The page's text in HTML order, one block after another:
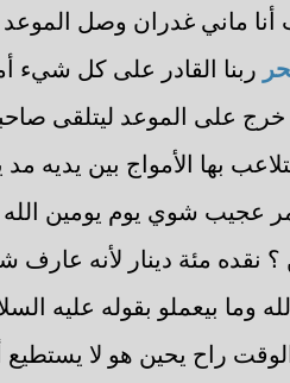
أنا ماني غدران وصل
ربنا القادر على كل شيء
خرج على الموعد ليتلقى
بها الأمواج بين يديه مد
عجيب شوي يوم يومين
نقده مئة دينار لأنه
وما بيعملو بقوله عليه
راح يحين هو لا